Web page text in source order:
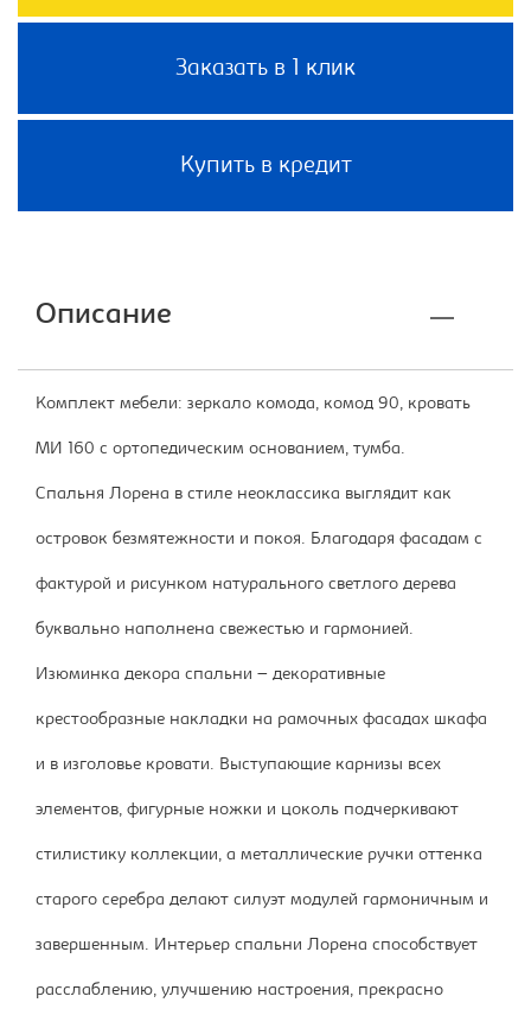
Заказать в 1 клик
Купить в кредит
Описание
Комплект мебели: зеркало комода, комод 90, кровать
МИ 160 с ортопедическим основанием, тумба.
Спальня Лорена в стиле неоклассика выглядит как
островок безмятежности и покоя. Благодаря фасадам с
фактурой и рисунком натурального светлого дерева
буквально наполнена свежестью и гармонией.
Изюминка декора спальни – декоративные
крестообразные накладки на рамочных фасадах шкафа
и в изголовье кровати. Выступающие карнизы всех
элементов, фигурные ножки и цоколь подчеркивают
стилистику коллекции, а металлические ручки оттенка
старого серебра делают силуэт модулей гармоничным и
завершенным. Интерьер спальни Лорена способствует
расслаблению, улучшению настроения, прекрасно